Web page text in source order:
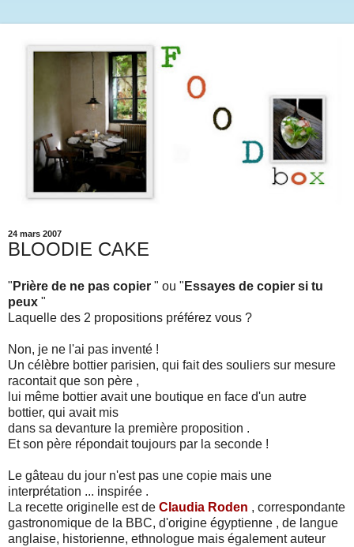
24 mars 2007
BLOODIE CAKE
" Prière de ne pas copier " ou " Essayes de copier si tu
peux "
Laquelle des 2 propositions préférez vous ?
Non, je ne l'ai pas inventé !
Un célèbre bottier parisien, qui fait des souliers sur mesure
racontait que son père ,
lui même bottier avait une boutique en face d'un autre
bottier, qui avait mis
dans sa devanture la première proposition .
Et son père répondait toujours par la seconde !
Le gâteau du jour n'est pas une copie mais une
interprétation ... inspirée .
La recette originelle est de Claudia Roden , correspondante
gastronomique de la BBC, d'origine égyptienne , de langue
anglaise, historienne, ethnologue mais également auteur